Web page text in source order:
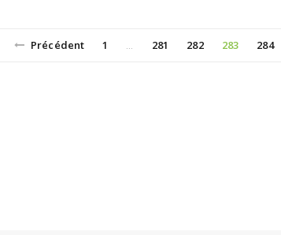
Précédent 1 281 282 283 284